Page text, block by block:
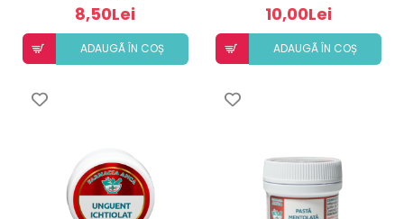
8,50Lei
ADAUGÃ ÎN COȘ
10,00Lei
ADAUGÃ ÎN COȘ